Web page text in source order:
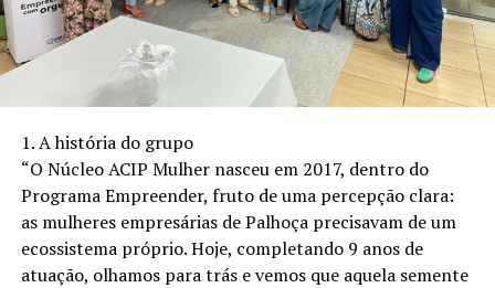
relíquias do automobilismo. “Vale destacar que o
mercado de carros antigos no Brasil está em alta,
movimentando cerca de R$32,6 bilhões em apenas um
ano, de acordo com a última pesquisa da Federação
Miranda ao ressaltar que na Expo Peças 2023,
“conseguimos reunir os maiores colecionadores e
atender às expectativas do público que é apaixonado por
automobilismo”.
1. A história do grupo
“O Núcleo ACIP Mulher nasceu em 2017, dentro do
Programa Empreender, fruto de uma percepção clara:
as mulheres empresárias de Palhoça precisavam de um
ecossistema próprio. Hoje, completando 9 anos de
atuação, olhamos para trás e vemos que aquela semente